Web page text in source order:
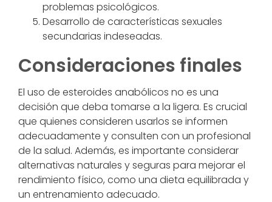
problemas psicológicos.
Desarrollo de características sexuales
secundarias indeseadas.
Consideraciones finales
El uso de esteroides anabólicos no es una
decisión que deba tomarse a la ligera. Es crucial
que quienes consideren usarlos se informen
adecuadamente y consulten con un profesional
de la salud. Además, es importante considerar
alternativas naturales y seguras para mejorar el
rendimiento físico, como una dieta equilibrada y
un entrenamiento adecuado.